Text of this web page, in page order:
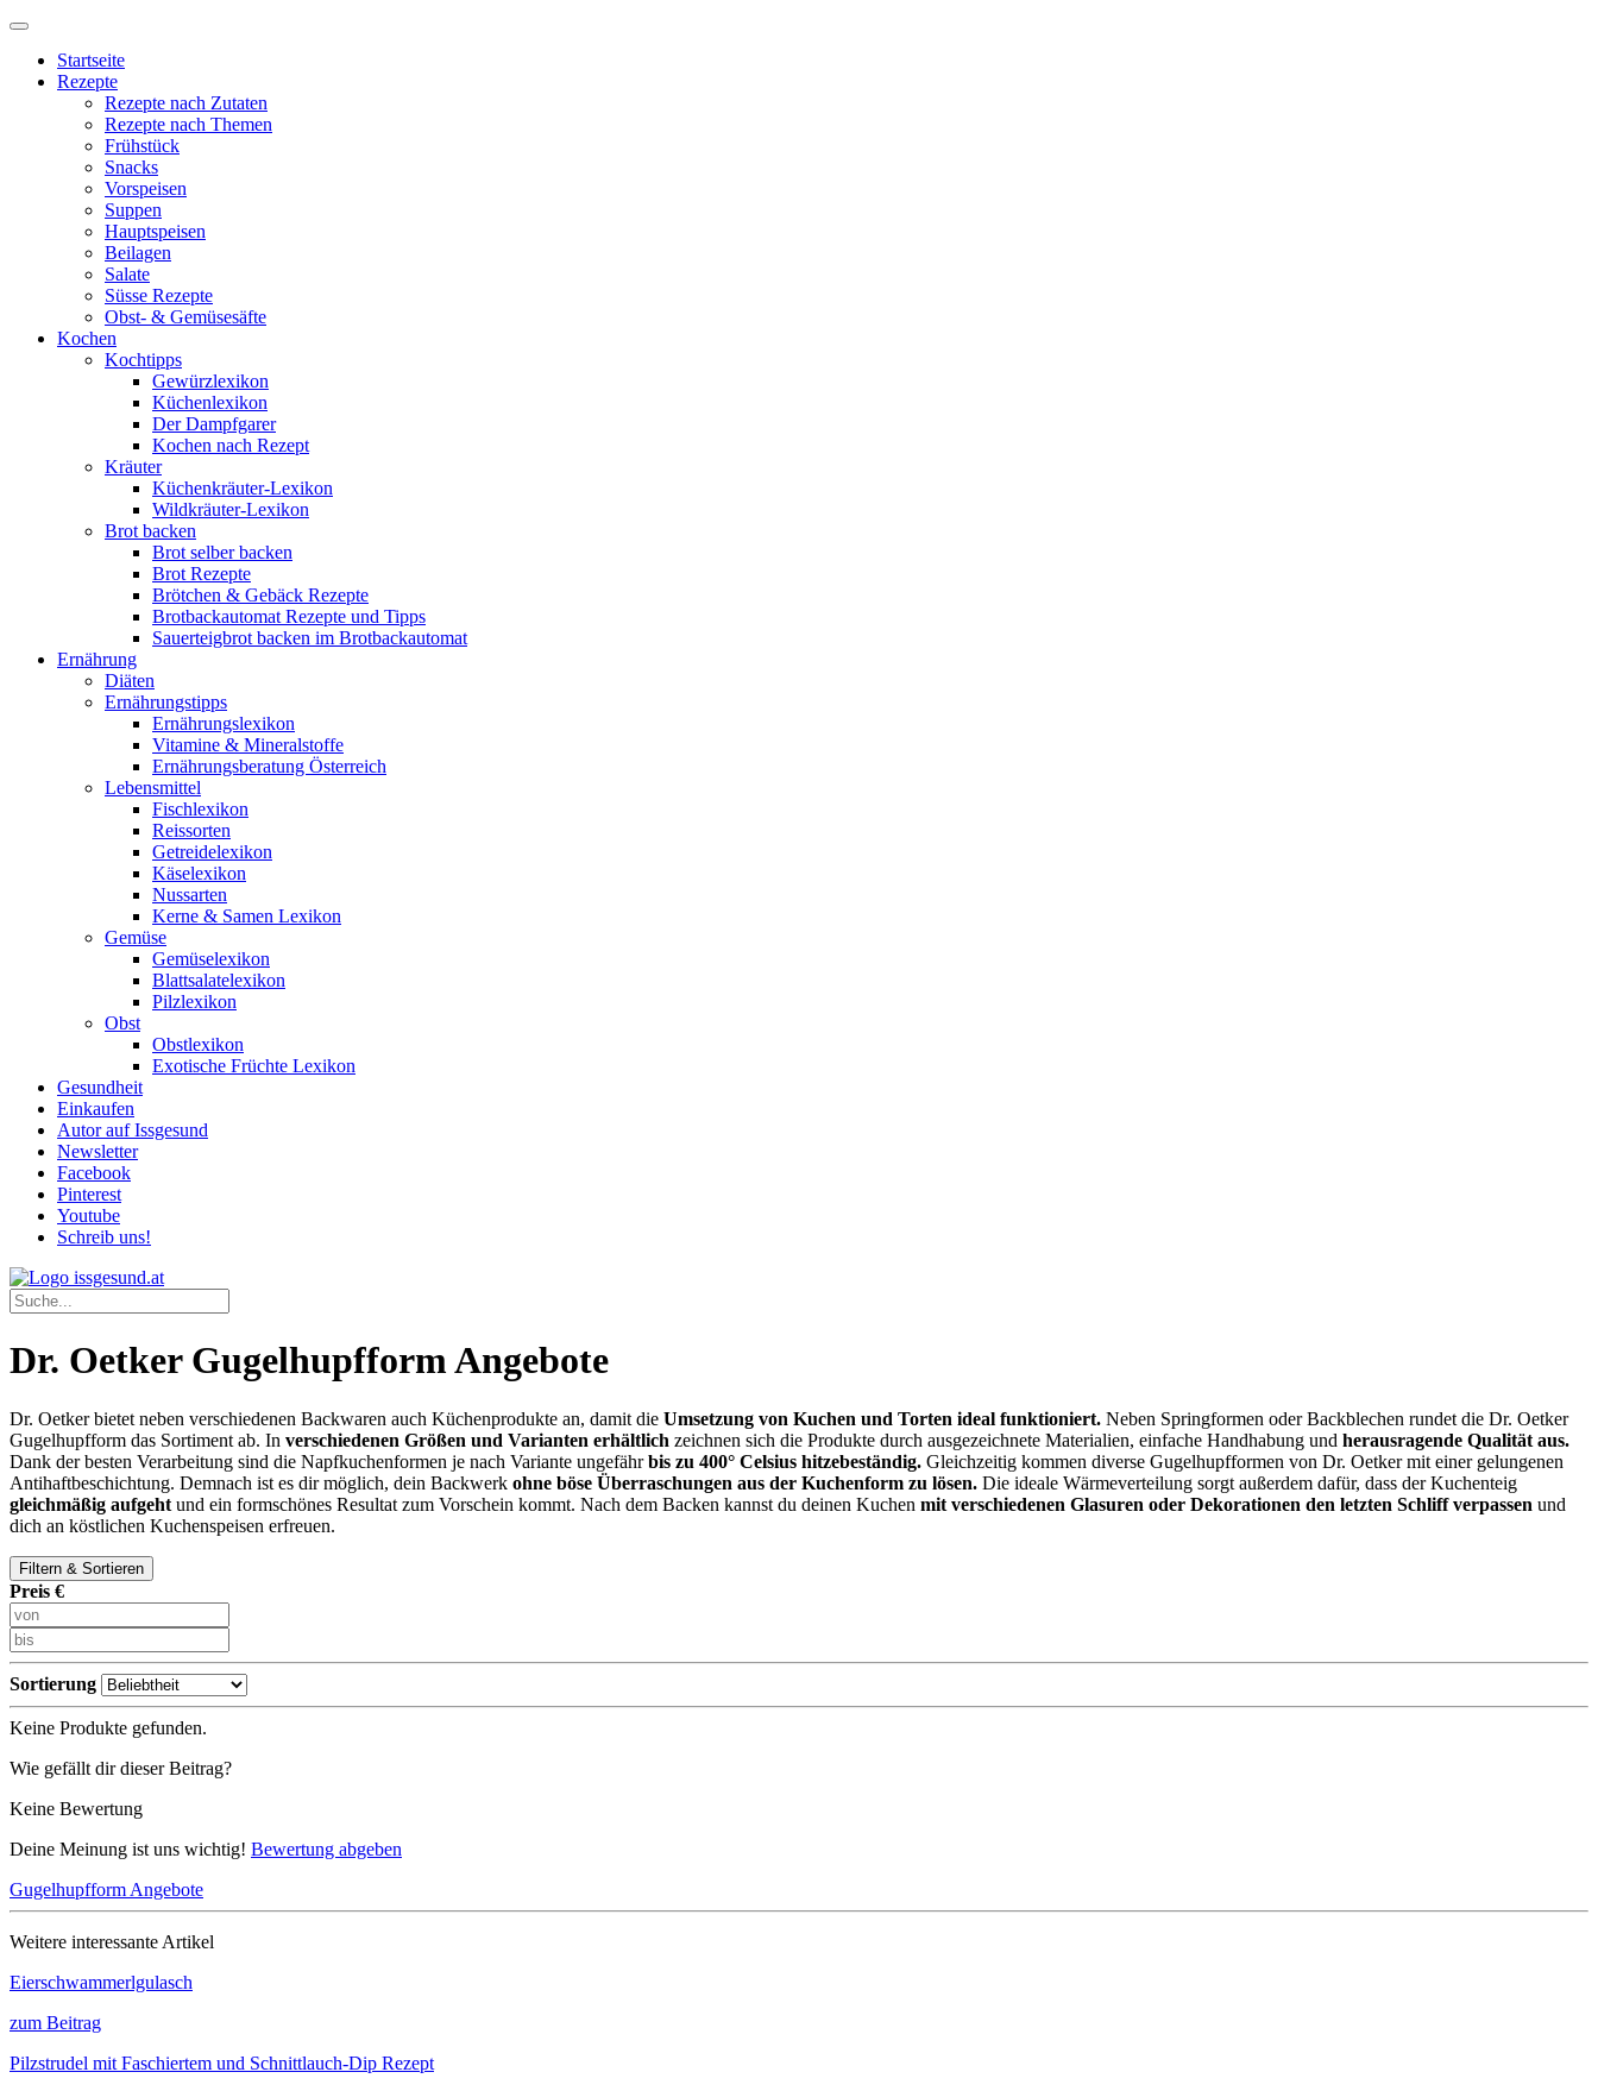
Startseite
Rezepte
Rezepte nach Zutaten
Rezepte nach Themen
Frühstück
Snacks
Vorspeisen
Suppen
Hauptspeisen
Beilagen
Salate
Süsse Rezepte
Obst- & Gemüsesäfte
Kochen
Kochtipps
Gewürzlexikon
Küchenlexikon
Der Dampfgarer
Kochen nach Rezept
Kräuter
Küchenkräuter-Lexikon
Wildkräuter-Lexikon
Brot backen
Brot selber backen
Brot Rezepte
Brötchen & Gebäck Rezepte
Brotbackautomat Rezepte und Tipps
Sauerteigbrot backen im Brotbackautomat
Ernährung
Diäten
Ernährungstipps
Ernährungslexikon
Vitamine & Mineralstoffe
Ernährungsberatung Österreich
Lebensmittel
Fischlexikon
Reissorten
Getreidelexikon
Käselexikon
Nussarten
Kerne & Samen Lexikon
Gemüse
Gemüselexikon
Blattsalatelexikon
Pilzlexikon
Obst
Obstlexikon
Exotische Früchte Lexikon
Gesundheit
Einkaufen
Autor auf Issgesund
Newsletter
Facebook
Pinterest
Youtube
Schreib uns!
Dr. Oetker Gugelhupfform Angebote
Dr. Oetker bietet neben verschiedenen Backwaren auch Küchenprodukte an, damit die Umsetzung von Kuchen und Torten ideal funktioniert. Neben Springformen oder Backblechen rundet die Dr. Oetker
Gugelhupfform das Sortiment ab. In verschiedenen Größen und Varianten erhältlich zeichnen sich die Produkte durch ausgezeichnete Materialien, einfache Handhabung und herausragende Qualität aus.
Dank der besten Verarbeitung sind die Napfkuchenformen je nach Variante ungefährbis zu 400° Celsius hitzebeständig. Gleichzeitig kommen diverse Gugelhupfformen von Dr. Oetker mit einer gelungenen
Antihaftbeschichtung. Demnach ist es dir möglich, dein Backwerk ohne böse Überraschungen aus der Kuchenform zu lösen. Die ideale Wärmeverteilung sorgt außerdem dafür, dass der Kuchenteig
gleichmäßig aufgeht und ein formschönes Resultat zum Vorschein kommt. Nach dem Backen kannst du deinen Kuchen mit verschiedenen Glasuren oder Dekorationen den letzten Schliff verpassen und
dich an köstlichen Kuchenspeisen erfreuen.
Filtern & Sortieren
Preis €
Sortierung
Keine Produkte gefunden.
Wie gefällt dir dieser Beitrag?
Keine Bewertung
Deine Meinung ist uns wichtig! Bewertung abgeben
Gugelhupfform Angebote
Weitere interessante Artikel
Eierschwammerlgulasch
zum Beitrag
Pilzstrudel mit Faschiertem und Schnittlauch-Dip Rezept